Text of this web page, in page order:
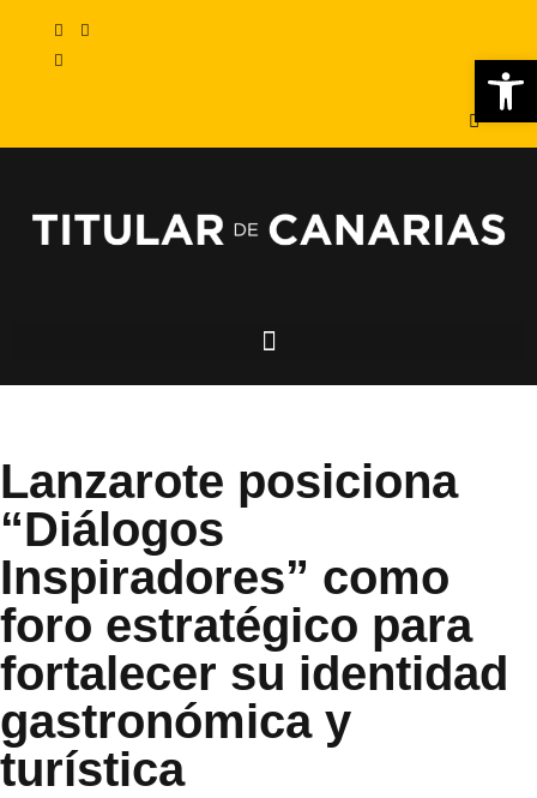
Lanzarote posiciona
“Diálogos
Inspiradores” como
foro estratégico para
fortalecer su identidad
gastronómica y
turística